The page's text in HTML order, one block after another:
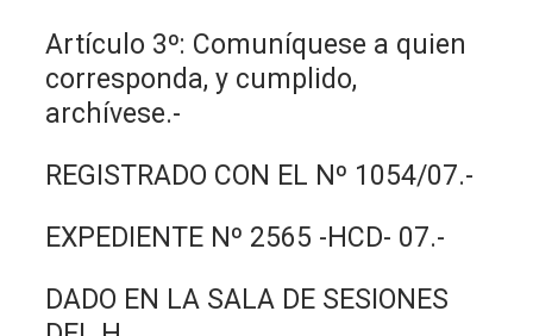
Artículo 3º: Comuníquese a quien
corresponda, y cumplido,
archívese.-
REGISTRADO CON EL Nº 1054/07.-
EXPEDIENTE Nº 2565 -HCD- 07.-
DADO EN LA SALA DE SESIONES